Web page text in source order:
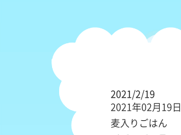
2021/2/19
2021年02月19日
麦入りごはん